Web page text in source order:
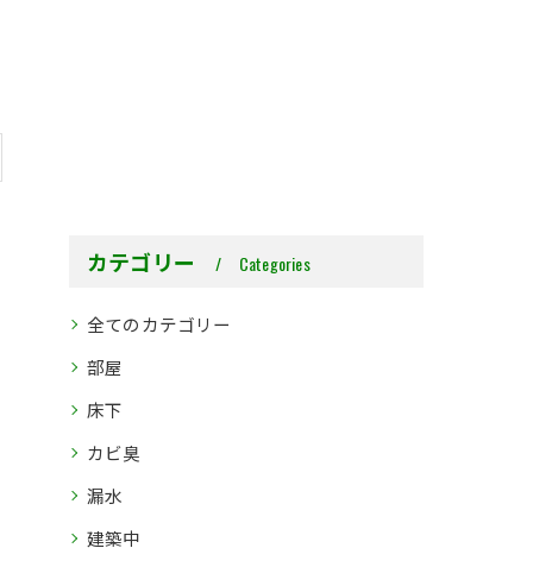
カテゴリー Categories
全てのカテゴリー
部屋
床下
カビ臭
漏水
建築中